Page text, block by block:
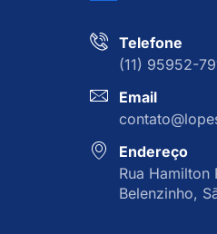
Telefone
(11) 95952-
Email
Endereço
Rua Hamilton
Belenzinho,